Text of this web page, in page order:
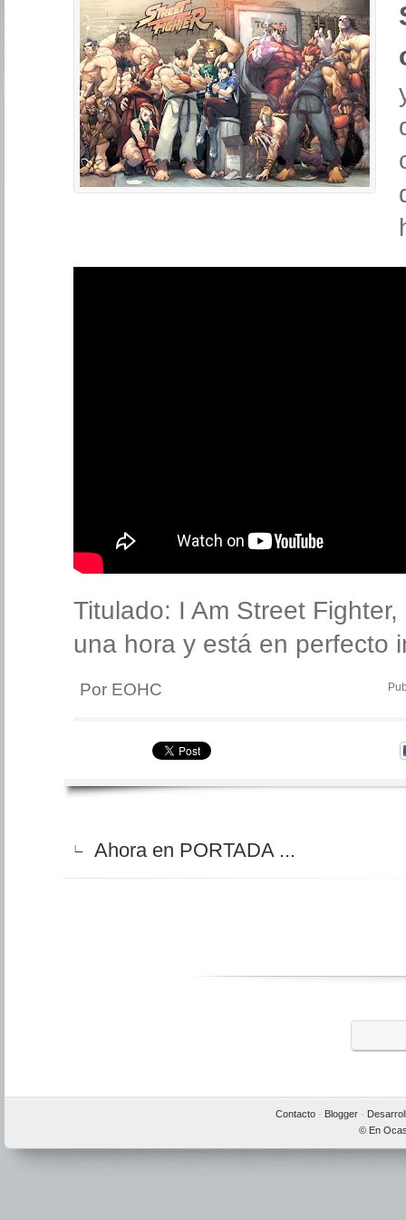
Titulado: I Am Street
una hora y está en perfecto
Por EOHC
∟ Ahora en PORTADA ...
Contacto· Blogger·
© En